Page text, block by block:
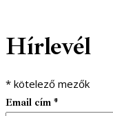
Hírlevél
* kötelező mezők
Email cím *